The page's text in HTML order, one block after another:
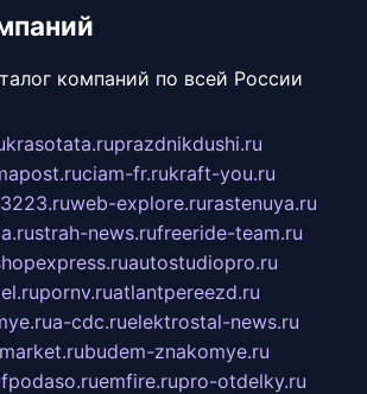
компаний по всей России
krasotata.ruprazdnikdushi.ru
ciam-fr.rukraft-you.ru
web-explore.rurastenuya.ru
strah-news.rufreeride-team.ru
autostudiopro.ru
pornv.ruatlantpereezd.ru
a-cdc.ruelektrostal-news.ru
budem-znakomye.ru
fpodaso.ruemfire.rupro-otdelky.ru